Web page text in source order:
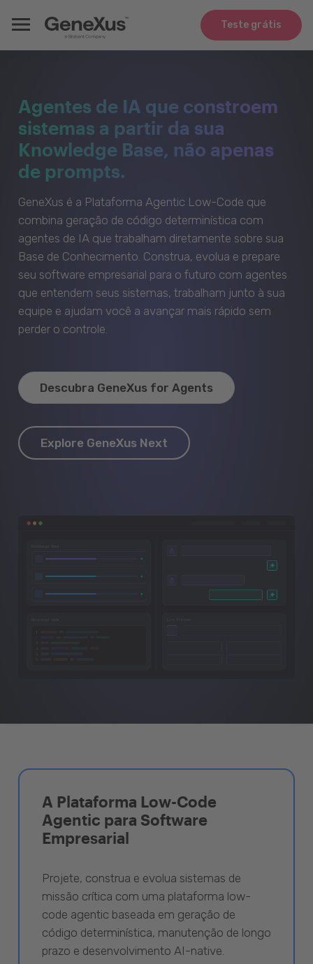
Teste grátis
Agentes de IA que constroem
sistemas a partir da sua
Knowledge Base, não apenas
de prompts.
GeneXus é a Plataforma Agentic Low-Code que
combina geração de código determinística com
agentes de IA que trabalham diretamente sobre sua
Base de Conhecimento. Construa, evolua e prepare
seu software empresarial para o futuro com agentes
que entendem seus sistemas, trabalham junto à sua
equipe e ajudam você a avançar mais rápido sem
perder o controle.
Descubra GeneXus for Agents
Explore GeneXus Next
A Plataforma Low-Code
Agentic para Software
Empresarial
Projete, construa e evolua sistemas de
missão crítica com uma plataforma low-
code agentic baseada em geração de
código determinística, manutenção de longo
prazo e desenvolvimento AI-native.